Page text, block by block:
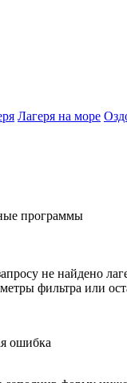
Лагеря на море
программы
не найдено
фильтра или
ошибка